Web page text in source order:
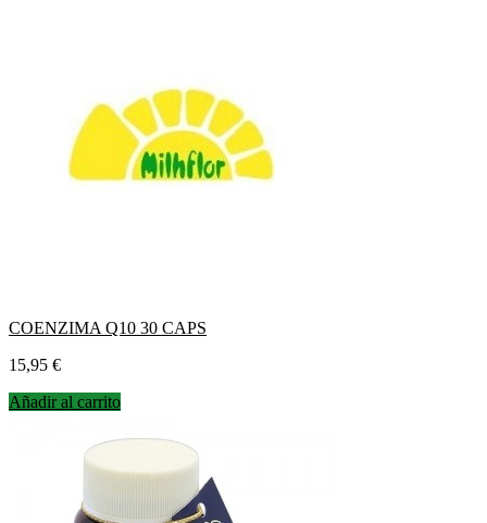
COENZIMA Q10 30 CAPS
Precio
15,95 €
Añadir al carrito